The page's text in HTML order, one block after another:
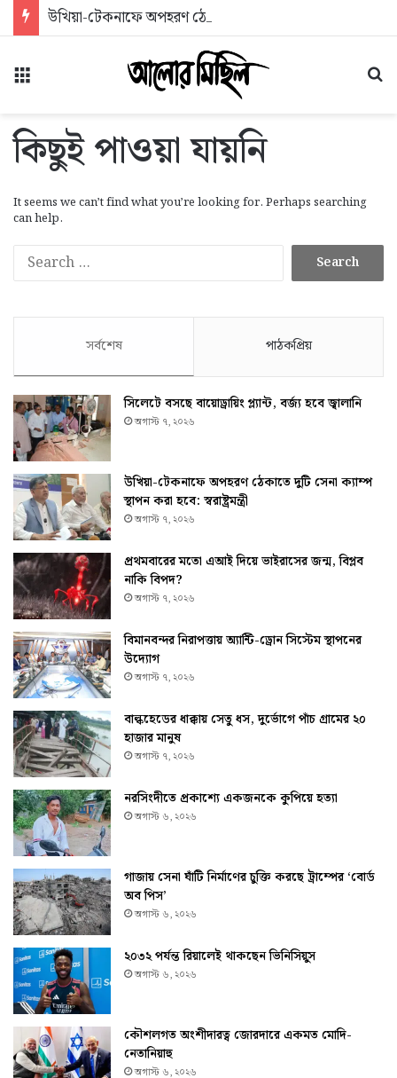
কিছুই পাওয়া যায়নি
It seems we can’t find what you’re looking for. Perhaps searching
can help.
Search
সর্বশেষ পাঠকপ্রিয়
সিলেটে বসছে বায়োড্রায়িং প্ল্যান্ট, বর্জ্য হবে জ্বালানি
অগাস্ট ৭, ২০২৬
উখিয়া-টেকনাফে অপহরণ ঠেকাতে দুটি সেনা ক্যাম্প
স্থাপন করা হবে: স্বরাষ্ট্রমন্ত্রী
অগাস্ট ৭, ২০২৬
প্রথমবারের মতো এআই দিয়ে ভাইরাসের জন্ম, বিপ্লব
নাকি বিপদ?
অগাস্ট ৭, ২০২৬
বিমানবন্দর নিরাপত্তায় অ্যান্টি-ড্রোন সিস্টেম স্থাপনের
উদ্যোগ
অগাস্ট ৭, ২০২৬
বাল্কহেডের ধাক্কায় সেতু ধস, দুর্ভোগে পাঁচ গ্রামের ২০
হাজার মানুষ
অগাস্ট ৭, ২০২৬
নরসিংদীতে প্রকাশ্যে একজনকে কুপিয়ে হত্যা
অগাস্ট ৬, ২০২৬
গাজায় সেনা ঘাঁটি নির্মাণের চুক্তি করছে ট্রাম্পের ‘বোর্ড
অব পিস’
অগাস্ট ৬, ২০২৬
২০৩২ পর্যন্ত রিয়ালেই থাকছেন ভিনিসিয়ুস
অগাস্ট ৬, ২০২৬
কৌশলগত অংশীদারত্ব জোরদারে একমত মোদি-
নেতানিয়াহু
অগাস্ট ৬, ২০২৬